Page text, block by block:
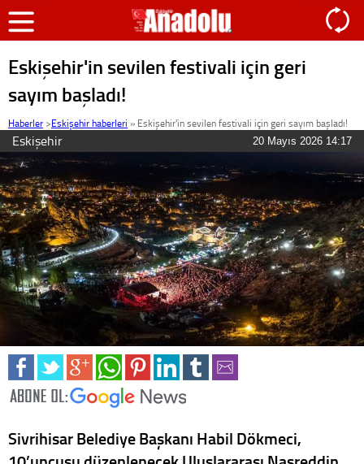
Eskişehir'in sevilen festivali için geri
sayım başladı!
Haberler >Eskişehir haberleri » Eskişehir'in sevilen festivali için geri sayım başladı!
Eskişehir 20 Mayıs 2026 14:17
Sivrihisar Belediye Başkanı Habil Dökmeci,